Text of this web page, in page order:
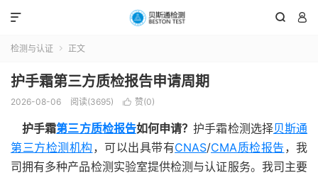
 

检测与认证  正文
护手霜第三方质检报告申请周期
2026-08-06 阅读(3695)  赞(0)
护手霜第三方质检报告如何申请？护手霜检测选择贝斯通
第三方检测机构 ，可以出具带有CNAS/CMA质检报告 ，我
司拥有多种产品检测实验室提供检测与认证服务。我司主要